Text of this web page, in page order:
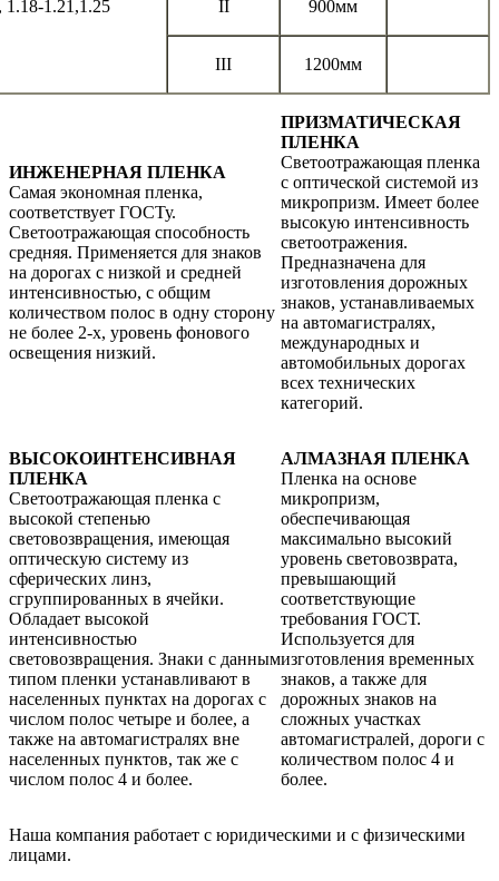
1.18-1.21,1.25 II 900мм
III 1200мм
ИНЖЕНЕРНАЯ ПЛЕНКА
Самая экономная пленка,
соответствует ГОСТу.
Светоотражающая способность
средняя. Применяется для знаков
на дорогах с низкой и средней
интенсивностью, с общим
количеством полос в одну сторону
не более 2-х, уровень фонового
освещения низкий.
ПРИЗМАТИЧЕСКАЯ
ПЛЕНКА
Светоотражающая пленка
с оптической системой из
микропризм. Имеет более
высокую интенсивность
светоотражения.
Предназначена для
изготовления дорожных
знаков, устанавливаемых
на автомагистралях,
международных и
автомобильных дорогах
всех технических
категорий.
ВЫСОКОИНТЕНСИВНАЯ
ПЛЕНКА
Светоотражающая пленка с
высокой степенью
световозвращения, имеющая
оптическую систему из
сферических линз,
сгруппированных в ячейки.
Обладает высокой
интенсивностью
световозвращения. Знаки с данным
типом пленки устанавливают в
населенных пунктах на дорогах с
числом полос четыре и более, а
также на автомагистралях вне
населенных пунктов, так же с
числом полос 4 и более.
АЛМАЗНАЯ ПЛЕНКА
Пленка на основе
микропризм,
обеспечивающая
максимально высокий
уровень световозврата,
превышающий
соответствующие
требования ГОСТ.
Используется для
изготовления временных
знаков, а также для
дорожных знаков на
сложных участках
автомагистралей, дороги с
количеством полос 4 и
более.
Наша компания работает с юридическими и с физическими
лицами.